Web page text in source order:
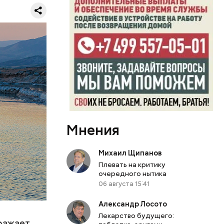
они
во
Мнения
Михаил Щипанов
Плевать на критику
очередного нытика
06 августа 15:41
Александр Лосото
Лекарство будущего: